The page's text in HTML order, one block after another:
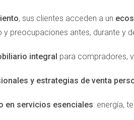
Asegúrate de listar tu propiedad
, sus clientes acceden a un
y preocupaciones antes, durante y
integral para compradores,
y estrategias de venta
en servicios esenciales: energía,